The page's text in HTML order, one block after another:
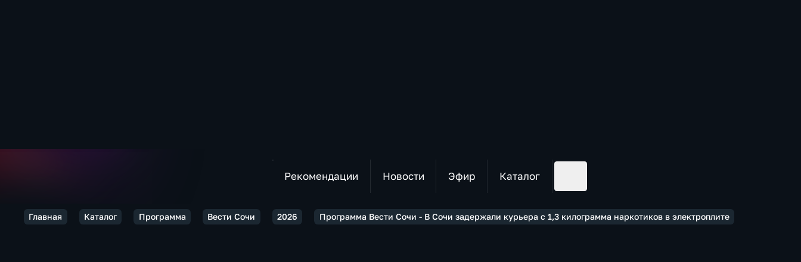
Рекомендации Новости Эфир Каталог
Главная Каталог Программа Вести Сочи 2026 Программа Вести Сочи - В Сочи задержали курьера с 1,3 килограмма наркотиков в электроплите